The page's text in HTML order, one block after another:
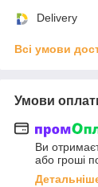
Delivery
Всі умови
Умови
Ви
або гроші